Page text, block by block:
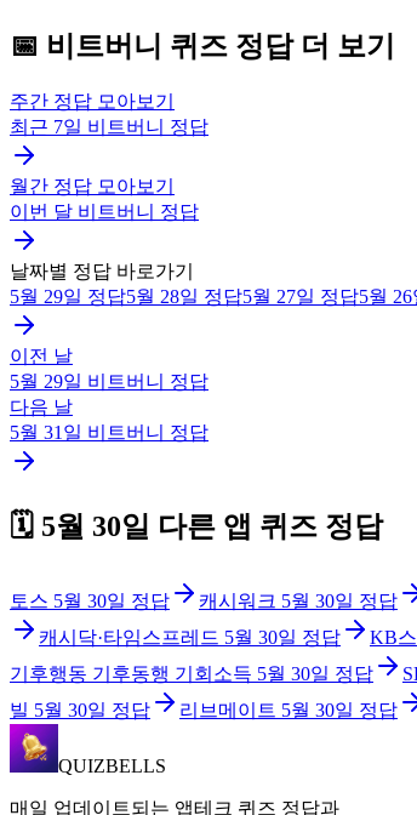
📅 비트버니 퀴즈 정답 더 보기
주간 정답 모아보기
최근 7일 비트버니 정답
월간 정답 모아보기
이번 달 비트버니 정답
날짜별 정답 바로가기
5월 29일 정답5월 28일 정답5월 27일 정답5월 26
이전 날
5월 29일 비트버니 정답
다음 날
5월 31일 비트버니 정답
🗓️ 5월 30일 다른 앱 퀴즈 정답
토스 5월 30일 정답 캐시워크 5월 30일 정답
캐시닥·타임스프레드 5월 30일 정답 KB
기후행동 기후동행 기회소득 5월 30일 정답
빌 5월 30일 정답 리브메이트 5월 30일 정답
QUIZBELLS
매일 업데이트되는 앱테크 퀴즈 정답과